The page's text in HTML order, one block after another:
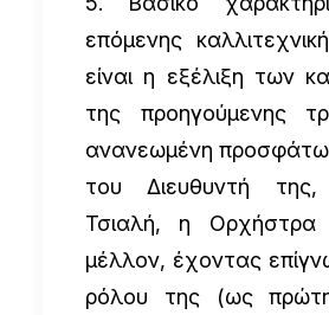
επόμενης
είναι η εξέλιξη των
της προηγούμενης
ανανεωμένη
του Διευθυντή
Τσιαλή, η Ορχήστρα
μέλλον, έχοντας
ρόλου της (ως